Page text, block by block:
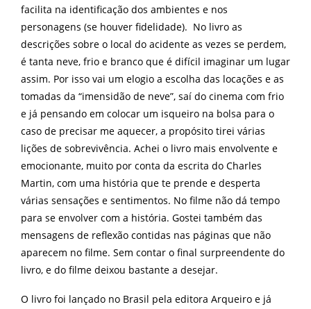
facilita na identificação dos ambientes e nos
personagens (se houver fidelidade). No livro as
descrições sobre o local do acidente as vezes se perdem,
é tanta neve, frio e branco que é difícil imaginar um lugar
assim. Por isso vai um elogio a escolha das locações e as
tomadas da “imensidão de neve”, saí do cinema com frio
e já pensando em colocar um isqueiro na bolsa para o
caso de precisar me aquecer, a propósito tirei várias
lições de sobrevivência. Achei o livro mais envolvente e
emocionante, muito por conta da escrita do Charles
Martin, com uma história que te prende e desperta
várias sensações e sentimentos. No filme não dá tempo
para se envolver com a história. Gostei também das
mensagens de reflexão contidas nas páginas que não
aparecem no filme. Sem contar o final surpreendente do
livro, e do filme deixou bastante a desejar.
O livro foi lançado no Brasil pela editora Arqueiro e já